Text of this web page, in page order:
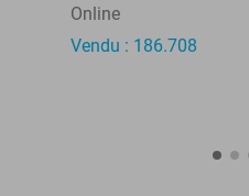
Online
Vendu : 186.708